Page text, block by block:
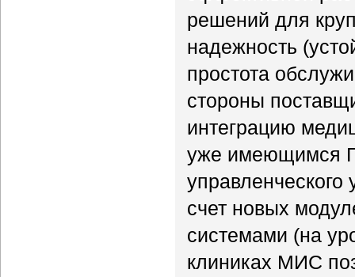
решений для
надежность
простота
стороны
интеграцию
уже имеющимся
счет новых
системами (на
клиниках МИС